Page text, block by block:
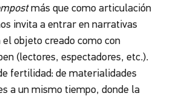
más que como articulación
invita a entrar en narrativas
objeto creado como con
(lectores, espectadores, etc.).
fertilidad: de materialidades
a un mismo tiempo, donde la